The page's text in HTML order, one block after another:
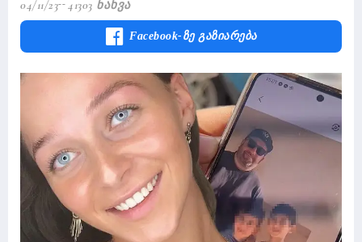
04/11/23 41303 Ნახვა
Facebook-Ზე Გაზიარება